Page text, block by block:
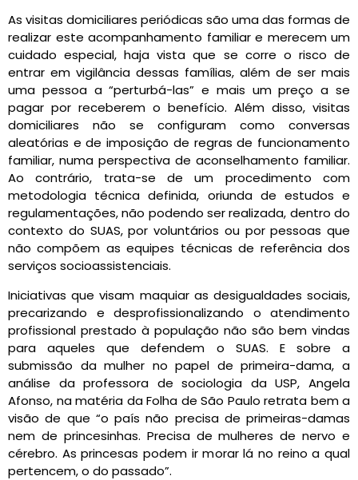
As visitas domiciliares periódicas são uma das formas de
realizar este acompanhamento familiar e merecem um
cuidado especial, haja vista que se corre o risco de
entrar em vigilância dessas famílias, além de ser mais
uma pessoa a “perturbá-las” e mais um preço a se
pagar por receberem o benefício. Além disso, visitas
domiciliares não se configuram como conversas
aleatórias e de imposição de regras de funcionamento
familiar, numa perspectiva de aconselhamento familiar.
Ao contrário, trata-se de um procedimento com
metodologia técnica definida, oriunda de estudos e
regulamentações, não podendo ser realizada, dentro do
contexto do SUAS, por voluntários ou por pessoas que
não compõem as equipes técnicas de referência dos
serviços socioassistenciais.
Iniciativas que visam maquiar as desigualdades sociais,
precarizando e desprofissionalizando o atendimento
profissional prestado à população não são bem vindas
para aqueles que defendem o SUAS. E sobre a
submissão da mulher no papel de primeira-dama, a
análise da professora de sociologia da USP, Angela
Afonso, na matéria da Folha de São Paulo retrata bem a
visão de que “o país não precisa de primeiras-damas
nem de princesinhas. Precisa de mulheres de nervo e
cérebro. As princesas podem ir morar lá no reino a qual
pertencem, o do passado”.